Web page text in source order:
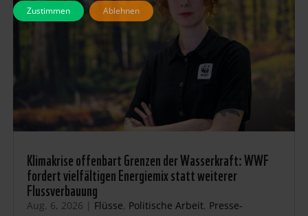
Klimakrise offenbart Grenzen der Wasserkraft: WWF
fordert vielfältigen Energiemix statt weiterer
Flussverbauung
Aug. 6, 2026 | Flüsse, Politische Arbeit, Presse-
Zustimmen Ablehnen